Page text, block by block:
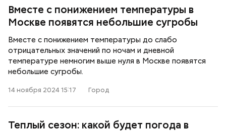
Вместе с понижением температуры в
Москве появятся небольшие сугробы
Вместе с понижением температуры до слабо
отрицательных значений по ночам и дневной
температуре немногим выше нуля в Москве появятся
небольшие сугробы.
14 ноября 2024 15:17 Город
Теплый сезон: какой будет погода в